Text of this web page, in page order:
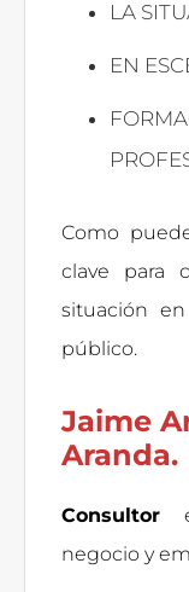
LA
EN
Como
clave para
situación
público.
Jaime
Aranda.
Consultor
negocio y